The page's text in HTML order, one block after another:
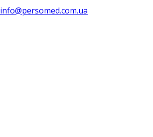
info@persomed.com.ua